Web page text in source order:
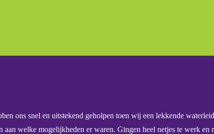
ons snel en uitstekend geholpen toen wij een lekkende
aan welke mogelijkheden er waren. Gingen heel netjes te werk en